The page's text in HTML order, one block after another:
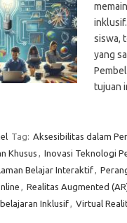
siswa,
yang
tujuan
Tag: Aksesibilitas dalam
Khusus , Inovasi Teknologi
Belajar Interaktif,
, Realitas Augmented
Inklusif, Virtual